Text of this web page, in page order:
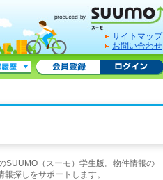
サイトマップ
お問い合わせ
SUUMO（スーモ）学生版。物件情報の
探しをサポートします。